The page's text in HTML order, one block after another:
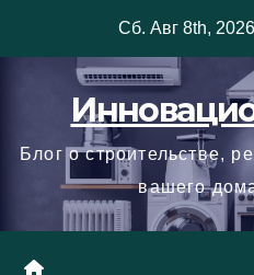
Сб. Авг 8th, 2026
Блог о строительстве,
вашего